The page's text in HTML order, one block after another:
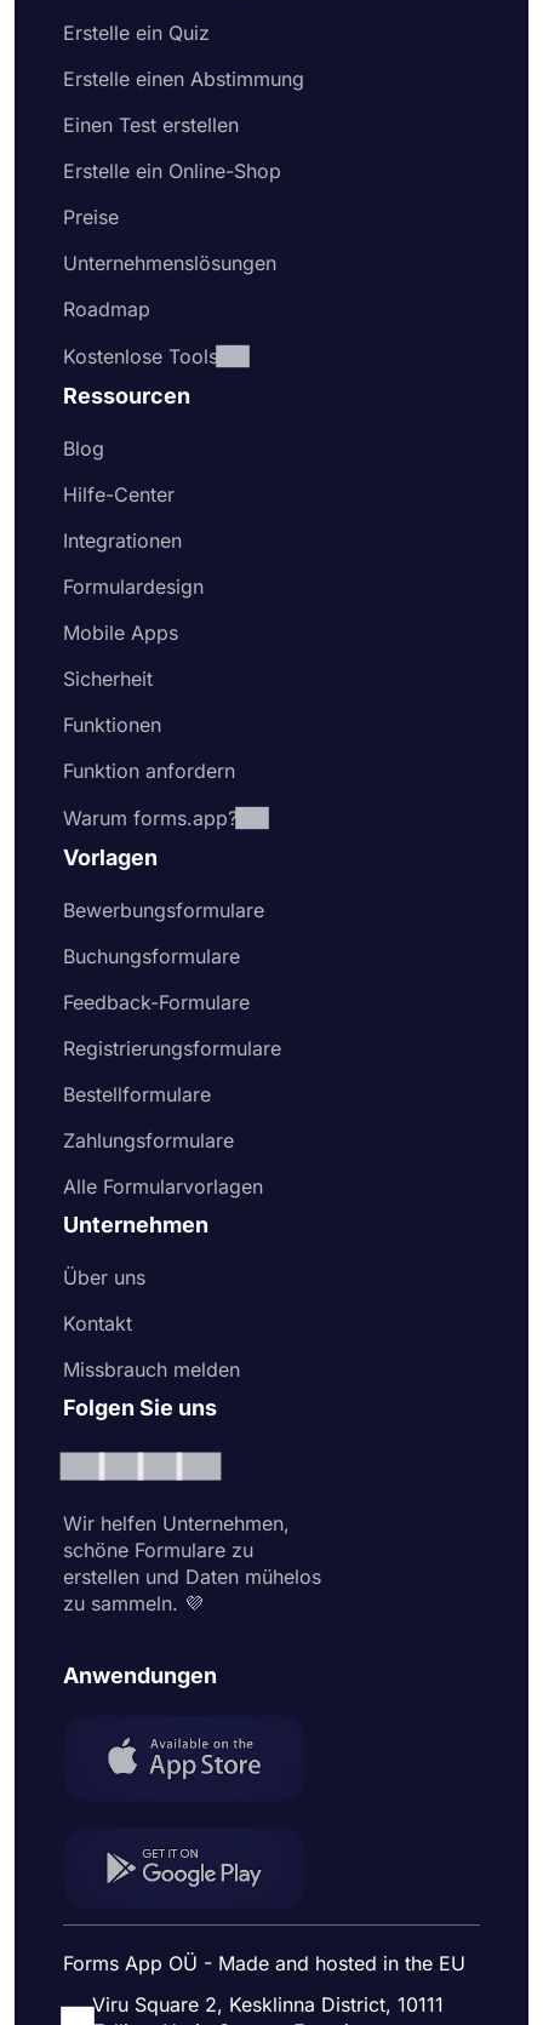
Erstelle ein Quiz
Erstelle einen Abstimmung
Einen Test erstellen
Erstelle ein Online-Shop
Preise
Unternehmenslösungen
Roadmap
Kostenlose Tools
Ressourcen
Blog
Hilfe-Center
Integrationen
Formulardesign
Mobile Apps
Sicherheit
Funktionen
Funktion anfordern
Warum forms.app?
Vorlagen
Bewerbungsformulare
Buchungsformulare
Feedback-Formulare
Registrierungsformulare
Bestellformulare
Zahlungsformulare
Alle Formularvorlagen
Unternehmen
Über uns
Kontakt
Missbrauch melden
Folgen Sie uns
Wir helfen Unternehmen,
schöne Formulare zu
erstellen und Daten mühelos
zu sammeln. 💜
Anwendungen
Forms App OÜ - Made and hosted in the EU
Viru Square 2, Kesklinna District, 10111